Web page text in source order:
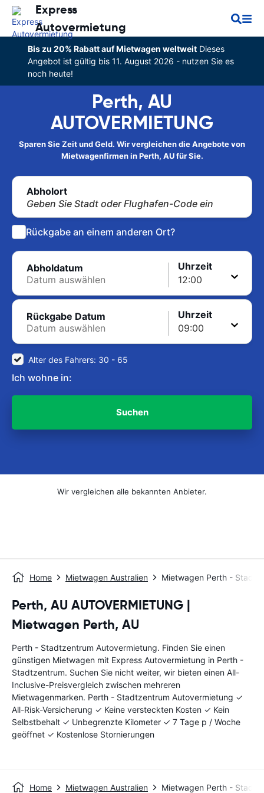
Express
Autovermietung
Bis zu 20% Rabatt auf Mietwagen weltweit Dieses
Angebot ist gültig bis 11. August 2026 - nutzen Sie es
noch heute!
Perth, AU
AUTOVERMIETUNG
Sparen Sie Zeit und Geld. Wir vergleichen die Angebote von
Mietwagenfirmen in Perth, AU für Sie.
Abholort
Geben Sie Stadt oder Flughafen-Code ein
Rückgabe an einem anderen Ort?
Abholdatum Uhrzeit
Rückgabe Datum Uhrzeit
Alter des Fahrers: 30 - 65
Ich wohne in:
Suchen
Wir vergleichen alle bekannten Anbieter.
Home Mietwagen Australien Mietwagen Perth -
Perth, AU AUTOVERMIETUNG |
Mietwagen Perth, AU
Perth - Stadtzentrum Autovermietung. Finden Sie einen
günstigen Mietwagen mit Express Autovermietung in Perth -
Stadtzentrum. Suchen Sie nicht weiter, wir bieten einen All-
Inclusive-Preisvergleich zwischen mehreren
Mietwagenmarken. Perth - Stadtzentrum Autovermietung ✓
All-Risk-Versicherung ✓ Keine versteckten Kosten ✓ Kein
Selbstbehalt ✓ Unbegrenzte Kilometer ✓ 7 Tage p / Woche
geöffnet ✓ Kostenlose Stornierungen
Home Mietwagen Australien Mietwagen Perth -